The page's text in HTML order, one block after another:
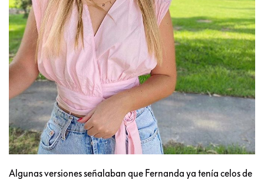
Algunas versiones señalaban que Fernanda ya tenía celos de